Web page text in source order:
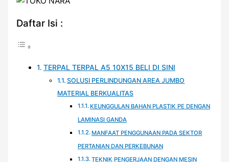
Daftar Isi :
TERPAL TERPAL A5 10X15 BELI DI SINI
SOLUSI PERLINDUNGAN AREA JUMBO
MATERIAL BERKUALITAS
KEUNGGULAN BAHAN PLASTIK PE DENGAN
LAMINASI GANDA
MANFAAT PENGGUNAAN PADA SEKTOR
PERTANIAN DAN PERKEBUNAN
TEKNIK PENGERJAAN DENGAN MESIN